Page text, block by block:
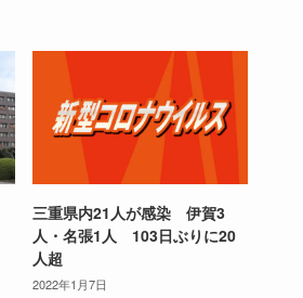
三重県内21人が感染 伊賀3
人・名張1人 103日ぶりに20
人超
2022年1月7日